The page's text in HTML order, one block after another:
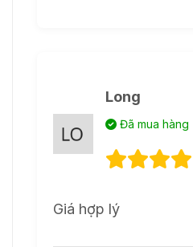
Long
Đã mua hàng
Giá hợp lý